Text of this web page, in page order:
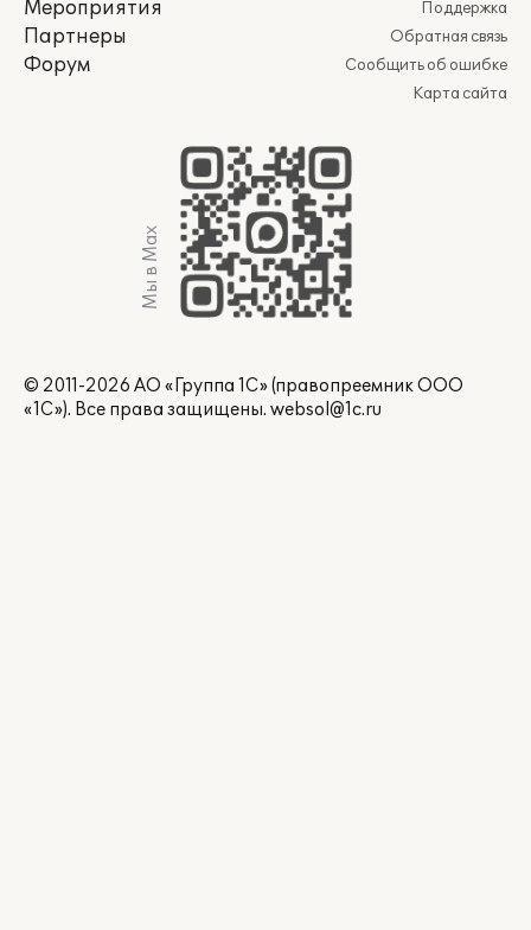
Мероприятия
Партнеры
Форум
Поддержка
Обратная связь
Сообщить об ошибке
Карта сайта
Мы в Max
© 2011-2026 АО «Группа 1С» (правопреемник ООО
«1С»). Все права защищены. websol@1c.ru